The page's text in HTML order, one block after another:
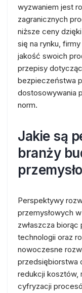
wyzwaniem jest
zagranicznych
niższe ceny
się na rynku,
jakość swoich
przepisy
bezpieczeństwa
dostosowywania
norm.
Jakie są
branży
Perspektywy
przemysłowych
zwłaszcza
technologii oraz
nowoczesne
przedsiębiorstwa
redukcji kosztów,
cyfryzacji